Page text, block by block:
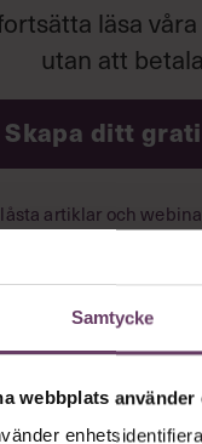
Samtycke
webbplats använder
läsa
utan att
Skapa ditt
artiklar och
aldrig med tredje